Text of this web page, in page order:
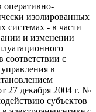
оперативно-
изолированных
системах - в части
и изменении
соответствии с
в
27 декабря 2004 г. №
субъектов